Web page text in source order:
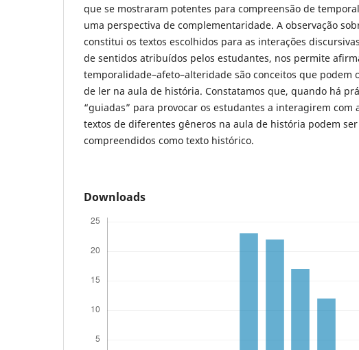
que se mostraram potentes para compreensão de
uma perspectiva de complementaridade. A observação
constitui os textos escolhidos para as interações
de sentidos atribuídos pelos estudantes, nos permite
temporalidade–afeto–alteridade são conceitos que podem
de ler na aula de história. Constatamos que, quando há
“guiadas” para provocar os estudantes a interagirem com
textos de diferentes gêneros na aula de história podem ser
compreendidos como texto histórico.
Downloads